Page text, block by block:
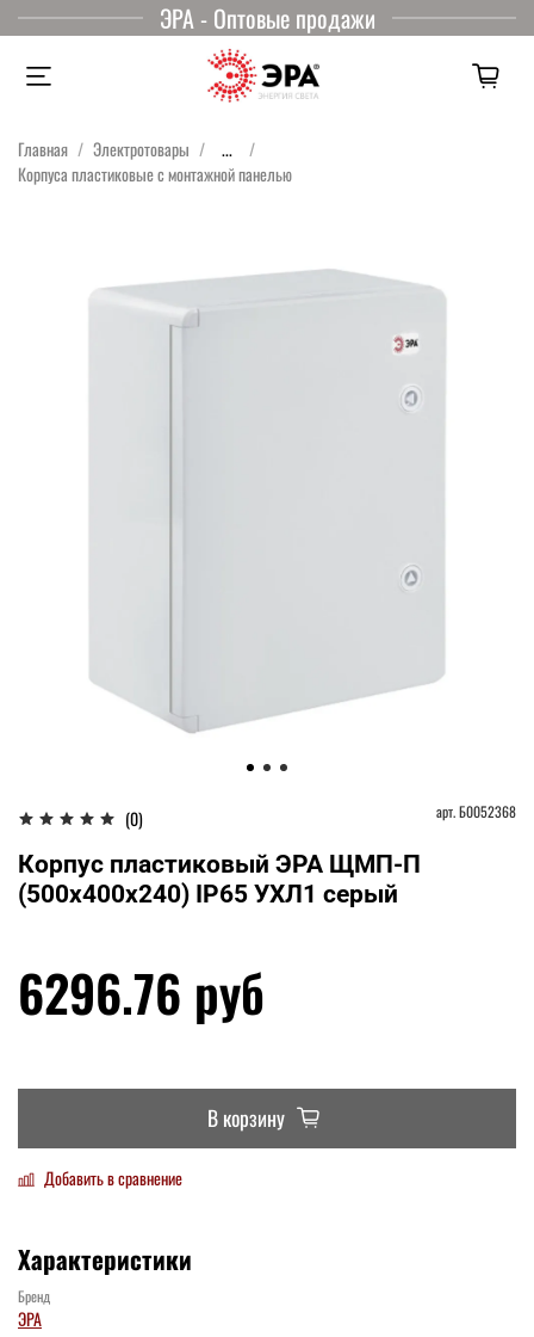
ЭРА - Оптовые продажи
Главная Электротовары
...
Корпуса пластиковые с монтажной панелью
(0) арт.Б0052368
Корпус пластиковый ЭРА ЩМП-П
(500х400х240) IP65 УХЛ1 серый
6296.76 руб
В корзину
Добавить в сравнение
Характеристики
Бренд
ЭРА